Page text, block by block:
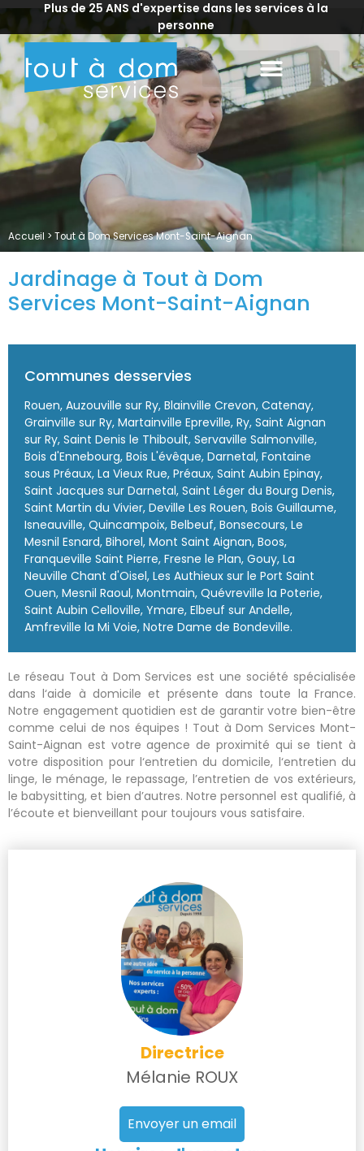
Plus de 25 ANS d'expertise dans les services à la
personne
Accueil > Tout à Dom Services Mont-Saint-Aignan
Jardinage à Tout à Dom
Services Mont-Saint-Aignan
Communes desservies
Rouen, Auzouville sur Ry, Blainville Crevon, Catenay,
Grainville sur Ry, Martainville Epreville, Ry, Saint Aignan
sur Ry, Saint Denis le Thiboult, Servaville Salmonville,
Bois d'Ennebourg, Bois L'évêque, Darnetal, Fontaine
sous Préaux, La Vieux Rue, Préaux, Saint Aubin Epinay,
Saint Jacques sur Darnetal, Saint Léger du Bourg Denis,
Saint Martin du Vivier, Deville Les Rouen, Bois Guillaume,
Isneauville, Quincampoix, Belbeuf, Bonsecours, Le
Mesnil Esnard, Bihorel, Mont Saint Aignan, Boos,
Franqueville Saint Pierre, Fresne le Plan, Gouy, La
Neuville Chant d'Oisel, Les Authieux sur le Port Saint
Ouen, Mesnil Raoul, Montmain, Quévreville la Poterie,
Saint Aubin Celloville, Ymare, Elbeuf sur Andelle,
Amfreville la Mi Voie, Notre Dame de Bondeville.
Le réseau Tout à Dom Services est une société spécialisée
dans l‘aide à domicile et présente dans toute la France.
Notre engagement quotidien est de garantir votre bien-être
comme celui de nos équipes ! Tout à Dom Services Mont-
Saint-Aignan est votre agence de proximité qui se tient à
votre disposition pour l‘entretien du domicile, l‘entretien du
linge, le ménage, le repassage, l’entretien de vos extérieurs,
le babysitting, et bien d’autres. Notre personnel est qualifié, à
l’écoute et bienveillant pour toujours vous satisfaire.
Directrice
Mélanie ROUX
Envoyer un email